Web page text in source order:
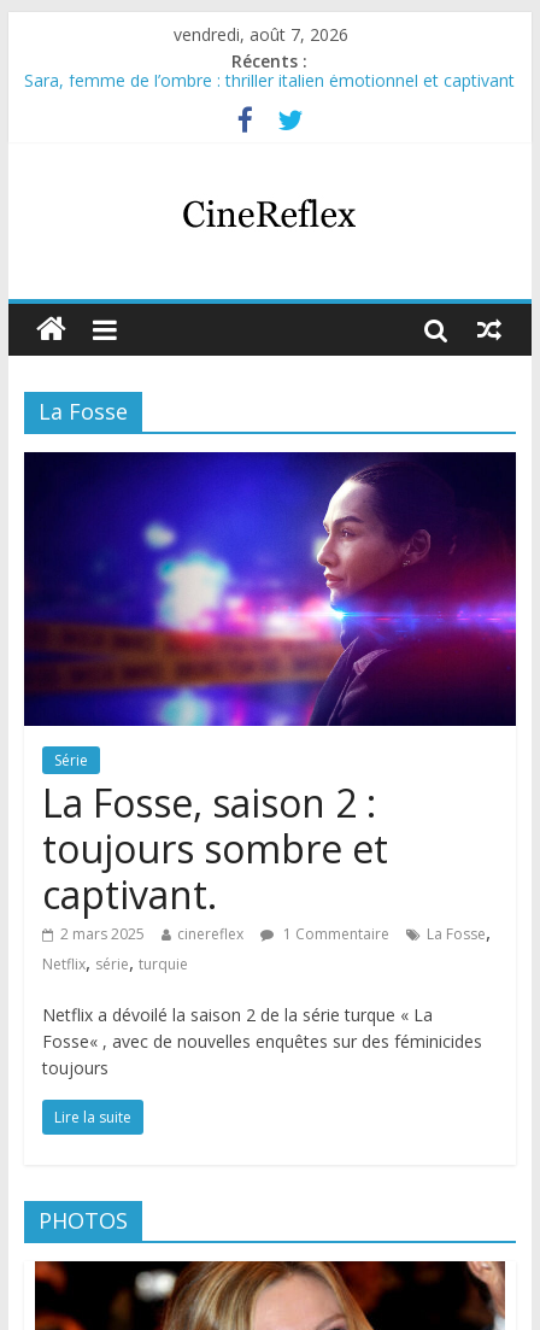
vendredi, août 7, 2026
Récents :
Sara, femme de l’ombre : thriller italien émotionnel et captivant
Journal d’une fille larguée : nouvelle série suédoise sur Netflix
Aema : mini-série sur le tournage d’un film érotique devenu
Glass Heart : excellente série musicale avec Takeru Satō
Olympo, saison 1 : nouvelle série qui séduira les fans de
La Fosse
Série
La Fosse, saison 2 :
toujours sombre et
captivant.
2 mars 2025 cinereflex 1 Commentaire La Fosse,
Netflix, série, turquie
Netflix a dévoilé la saison 2 de la série turque « La
Fosse« , avec de nouvelles enquêtes sur des féminicides
toujours
Lire la suite
PHOTOS